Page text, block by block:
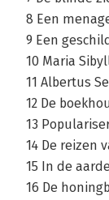
8 Een
9 Een
10 Maria
11 Albertus
12 De
13
14 De reizen
15 In de
16 De